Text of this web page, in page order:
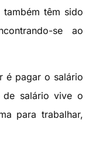
têm sido
se ao
é pagar o salário
salário vive o
para trabalhar,